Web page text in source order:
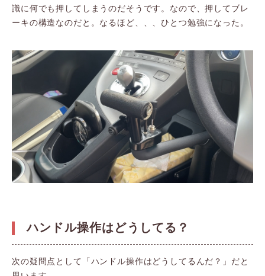
識に何でも押してしまうのだそうです。なので、押してブレ
ーキの構造なのだと。なるほど、、、ひとつ勉強になった。
ハンドル操作はどうしてる？
次の疑問点として「ハンドル操作はどうしてるんだ？」だと